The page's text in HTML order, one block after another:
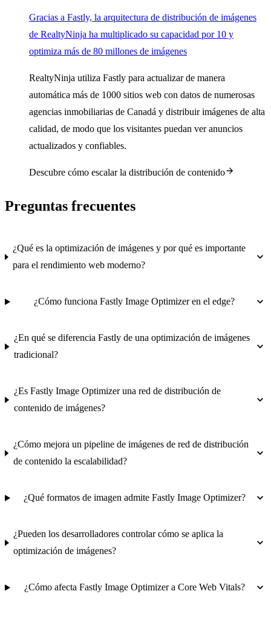
Gracias a Fastly, la arquitectura de distribución de imágenes
de RealtyNinja ha multiplicado su capacidad por 10 y
optimiza más de 80 millones de imágenes
RealtyNinja utiliza Fastly para actualizar de manera
automática más de 1000 sitios web con datos de numerosas
agencias inmobiliarias de Canadá y distribuir imágenes de alta
calidad, de modo que los visitantes puedan ver anuncios
actualizados y confiables.
Descubre cómo escalar la distribución de contenido
Preguntas frecuentes
¿Qué es la optimización de imágenes y por qué es importante
para el rendimiento web moderno?
¿Cómo funciona Fastly Image Optimizer en el edge?
¿En qué se diferencia Fastly de una optimización de imágenes
tradicional?
¿Es Fastly Image Optimizer una red de distribución de
contenido de imágenes?
¿Cómo mejora un pipeline de imágenes de red de distribución
de contenido la escalabilidad?
¿Qué formatos de imagen admite Fastly Image Optimizer?
¿Pueden los desarrolladores controlar cómo se aplica la
optimización de imágenes?
¿Cómo afecta Fastly Image Optimizer a Core Web Vitals?